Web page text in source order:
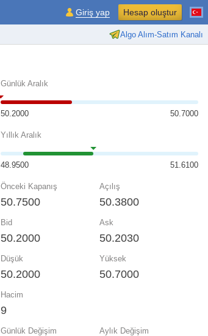
Algo Alım-Satım Kanalı
Giriş yap Hesap oluştur
Günlük Aralık
50.2000 50.7000
Yıllık Aralık
48.9500 51.6100
Önceki Kapanış
50.7500
Açılış
50.3800
Bid
50.2000
Ask
50.2030
Düşük
50.2000
Yüksek
50.7000
Hacim
9
Günlük Değişim Aylık Değişim